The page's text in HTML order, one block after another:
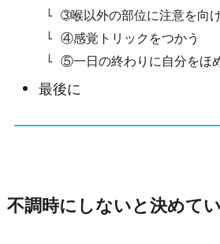
➂喉以外の部位に注意を向
④感覚トリックをつかう
⑤一日の終わりに自分をほ
最後に
不調時にしないと決めて